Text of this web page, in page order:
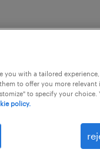
一般事務・
you with a tailored
to offer you more
to specify your
policy.